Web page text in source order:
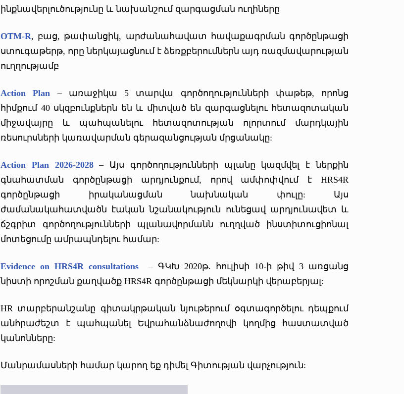
ինքնավերլուծությունը և նախանշում զարգացման ուղիները
OTM-R, բաց, թափանցիկ, արժանահավատ հավաքագրման գործընթացի
ստուգաթերթ, որը ներկայացնում է ձեռքբերումներն այդ ռազմավարության
ուղղությամբ
Action Plan
– առաջիկա 5 տարվա գործողությունների փաթեթ, որոնց
հիմքում 40 սկզբունքներն են և միտված են զարգացնելու հետազոտական
միջավայրը և պահպանելու հետազոտության ոլորտում մարդկային
ռեսուրսների կառավարման գերազանցության մրցանակը:
Action Plan 2026-2028– Այս գործողությունների պլանը կազմվել է ներքին
գնահատման գործընթացի արդյունքում, որով ամփոփվում է HRS4R
գործընթացի իրականացման նախնական փուլը: Այս
ժամանակահատվածն էական նշանակություն ունեցավ արդյունավետ և
ճշգրիտ գործողությունների պլանավորմանն ուղղված ինստիտուցիոնալ
մոտեցումը ամրապնդելու համար:
Evidence on HRS4R consultations
– ԳԿԽ 2020թ. հուլիսի 10-ի թիվ 3 առցանց
նիստի որոշման քաղվածք HRS4R գործընթացի մեկնարկի վերաբերյալ:
HR տարբերանշանը գիտակրթական նյութերում օգտագործելու դեպքում
անհրաժեշտ է պահպանել Եվրահանձնաժողովի կողմից հաստատված
կանոնները:
Մանրամասների համար կարող եք դիմել Գիտության վարչություն: